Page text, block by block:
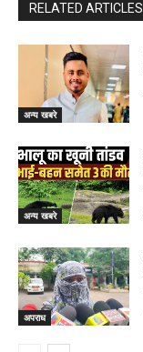
RELATED ARTICLES
अन्य खबरे
अन्य खबरे
अपराध